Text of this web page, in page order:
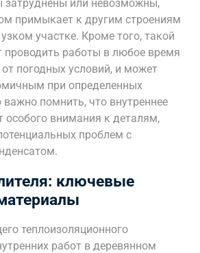
затруднены или невозможны,
примыкает к другим строениям
участке. Кроме того, такой
проводить работы в любое время
погодных условий, и может
при определенных
помнить, что внутреннее
особого внимания к деталям,
проблем с
ключевые
теплоизоляционного
работ в деревянном